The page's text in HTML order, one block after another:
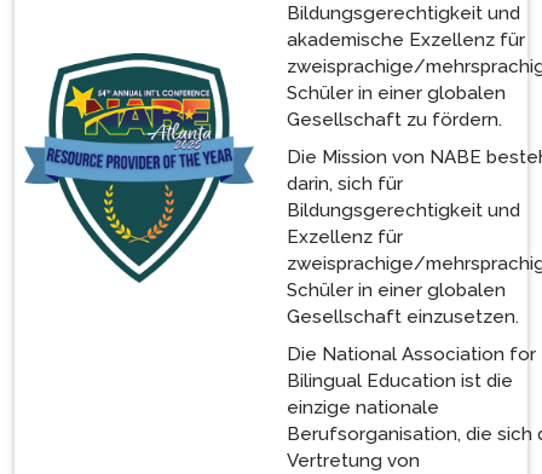
Bildungsgerechtigkeit und
akademische Exzellenz für
zweisprachige/
Schüler in einer globalen
Gesellschaft zu fördern.
Die Mission von NABE
darin, sich für
Bildungsgerechtigkeit und
Exzellenz für
zweisprachige/
Schüler in einer globalen
Gesellschaft einzusetzen.
Die National Association for
Bilingual Education ist die
einzige nationale
Berufsorganisation, die sich
Vertretung von